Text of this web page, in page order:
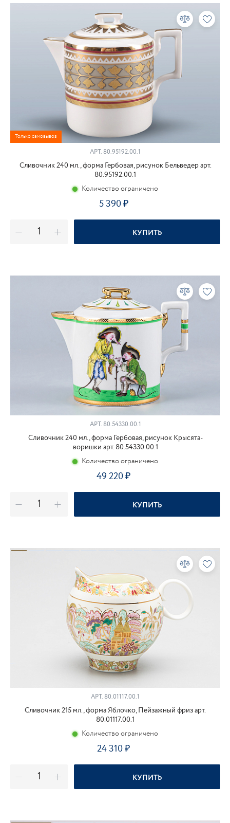
Только самовывоз
АРТ. 80.95192.00.1
Сливочник 240 мл., форма Гербовая, рисунок Бельведер арт.
80.95192.00.1
Количество ограничено
5 390
КУПИТЬ
АРТ.80.54330.00.1
Сливочник 240 мл., форма Гербовая, рисунок Крысята-
воришки арт. 80.54330.00.1
Количество ограничено
49 220
КУПИТЬ
АРТ. 80.01117.00.1
Сливочник 215 мл., форма Яблочко, Пейзажный фриз арт.
80.01117.00.1
Количество ограничено
24 310
КУПИТЬ